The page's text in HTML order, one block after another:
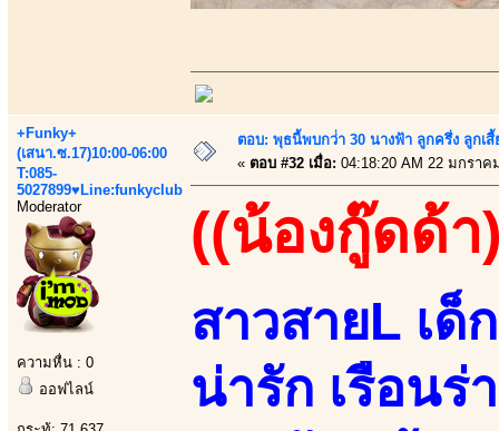
+Funky+
(เสนา.ซ.17)10:00-06:00
T:085-
5027899♥Line:funkyclub
Moderator
ความหื่น : 0
ออฟไลน์
ตอบ: พุธนี้พบกว่่า 30 นางฟ้า ลูกครึ่ง ลูกเ
« ตอบ #32 เมื่อ: 04:18:20 AM 22 มกราค
((น้องกู๊ดด้า
สาวสายL เ
น่ารัก เรือนร่